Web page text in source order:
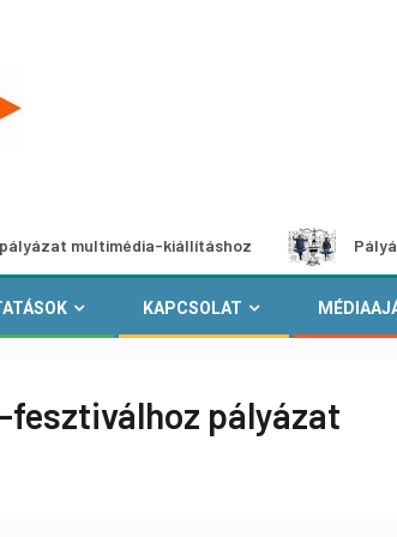
kiállításhoz Pályázat a
KAPCSOLAT
fesztiválhoz pályázat